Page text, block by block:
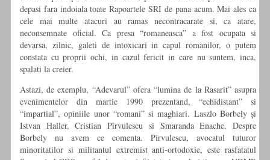
depasi fara indoiala toate Rapoartele SRI de pana acum. Mai ales ca
cele mai multe atacuri au ramas necontracarate si, ca atare,
neconsemnate oficial. Ca presa “romaneasca” a fost ocupata si
devarsa, zilnic, galeti de intoxicari in capul romanilor, o putem
constata cu proprii ochi, in cazul fericit in care nu suntem, inca,
spalati la creier.
Astazi, de exemplu, “Adevarul” ofera “lumina de la Rasarit” asupra
evenimentelor din martie 1990 prezentand, “echidistant” si
“impartial”, opiniile unor “romani” si maghiari. Laszlo Borbely şi
Istvan Haller, Cristian Pîrvulescu si Smaranda Enache. Despre
Borbely nu avem ce comenta. Pirvulescu, avocatul tuturor
minoritatilor si militantul extremist anti-ortodoxie, este rasfatatul